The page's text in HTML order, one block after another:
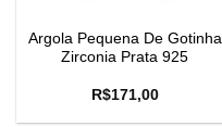
Argola Pequena De Gotinha
Zirconia Prata 925
R$171,00